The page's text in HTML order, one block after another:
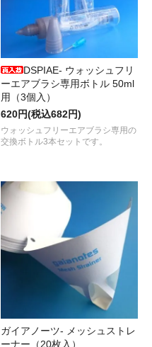
DSPIAE- ウォッシュフリ
ーエアブラシ専用ボトル 50ml
用（3個入）
620円(税込682円)
ウォッシュフリーエアブラシ専用の
交換ボトル3本セットです。
ガイアノーツ- メッシュストレ
ーナー（20枚入）